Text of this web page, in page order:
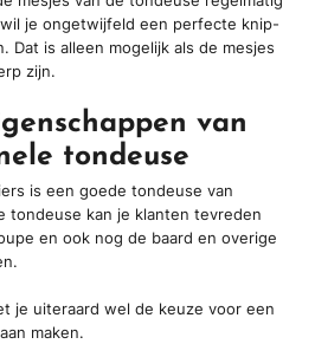
je ongetwijfeld een perfecte knip-
Dat is alleen mogelijk als de mesjes
zijn.
van
tondeuse
is een goede tondeuse van
tondeuse kan je klanten tevreden
en ook nog de baard en overige
je uiteraard wel de keuze voor een
maken.